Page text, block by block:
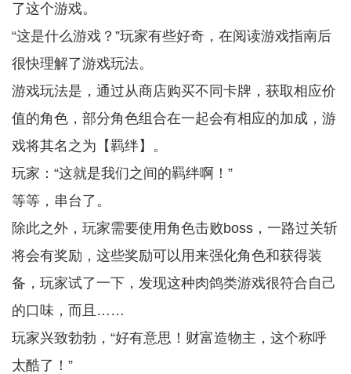
了这个游戏。
“这是什么游戏？”玩家有些好奇，在阅读游戏指南后
很快理解了游戏玩法。
游戏玩法是，通过从商店购买不同卡牌，获取相应价
值的角色，部分角色组合在一起会有相应的加成，游
戏将其名之为【羁绊】。
玩家：“这就是我们之间的羁绊啊！”
等等，串台了。
除此之外，玩家需要使用角色击败boss，一路过关斩
将会有奖励，这些奖励可以用来强化角色和获得装
备，玩家试了一下，发现这种肉鸽类游戏很符合自己
的口味，而且……
玩家兴致勃勃，“好有意思！财富造物主，这个称呼
太酷了！”